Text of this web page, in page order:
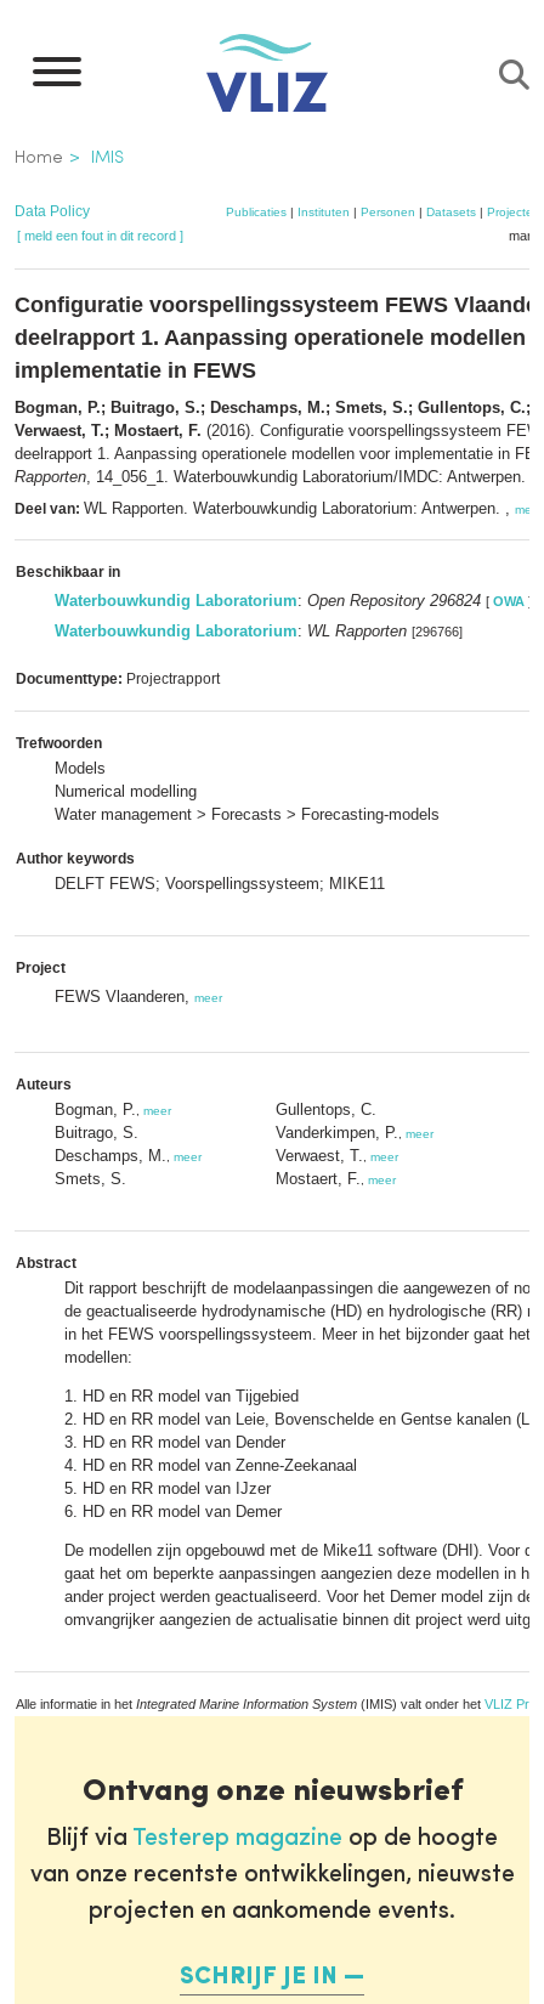
naar
inhoud
gaan
Kruimelpad
Home IMIS
Data Policy Publicaties| Instituten | Personen | Datasets| Projecten
[ meld een fout in dit record ]
Configuratie voorspellingssysteem FEWS
deelrapport 1. Aanpassing operationele modellen
implementatie in FEWS
Bogman, P.; Buitrago, S.; Deschamps, M.; Smets, S.; Gullentops, C.;
Verwaest, T.; Mostaert, F. (2016). Configuratie voorspellingssysteem
deelrapport 1. Aanpassing operationele modellen voor implementatie in
Rapporten, 14_056_1. Waterbouwkundig Laboratorium/IMDC: Antwerpen.
Deel van: WL Rapporten. Waterbouwkundig Laboratorium: Antwerpen. , meer
Beschikbaar in
Waterbouwkundig Laboratorium: Open Repository 296824 [ OWA ]
Waterbouwkundig Laboratorium: WL Rapporten [296766]
Documenttype: Projectrapport
Trefwoorden
Models
Numerical modelling
Water management > Forecasts > Forecasting-models
Author keywords
DELFT FEWS; Voorspellingssysteem; MIKE11
Project
FEWS Vlaanderen, meer
Auteurs
Bogman, P. meer
Buitrago, S.
Deschamps, M.
meer
Smets, S.
Gullentops, C.
Vanderkimpen, P.
meer
Verwaest, T. meer
Mostaert, F. meer
Abstract
Dit rapport beschrijft de modelaanpassingen die aangewezen of
de geactualiseerde hydrodynamische (HD) en hydrologische (RR)
in het FEWS voorspellingssysteem. Meer in het bijzonder gaat het
modellen:
1. HD en RR model van Tijgebied
2. HD en RR model van Leie, Bovenschelde en Gentse kanalen
3. HD en RR model van Dender
4. HD en RR model van Zenne‐Zeekanaal
5. HD en RR model van IJzer
6. HD en RR model van Demer
De modellen zijn opgebouwd met de Mike11 software (DHI). Voor
gaat het om beperkte aanpassingen aangezien deze modellen in
ander project werden geactualiseerd. Voor het Demer model zijn de
omvangrijker aangezien de actualisatie binnen dit project werd
Alle informatie in het Integrated Marine Information System (IMIS) valt onder het VLIZ
Ontvang onze nieuwsbrief
Blijf via Testerep magazine op de hoogte
van onze recentste ontwikkelingen, nieuwste
projecten en aankomende events.
SCHRIJF JE IN